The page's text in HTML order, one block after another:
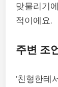
맞물리기
적이에요.
주변 조
‘친형한테